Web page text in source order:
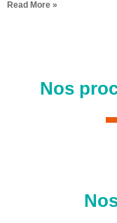
Read More »
Nos